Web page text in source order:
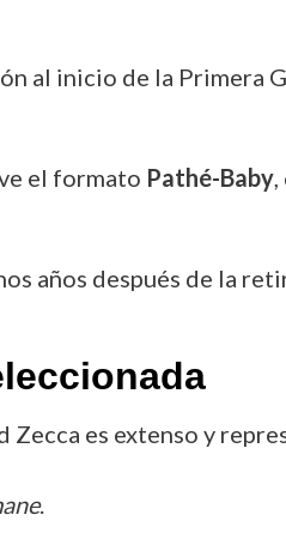
al inicio de la Primera
el formato Pathé-Baby,
años después de la
Zecca es extenso y
.